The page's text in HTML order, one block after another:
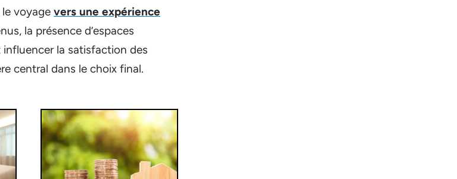
le voyage vers une expérience
la présence d’espaces
la satisfaction des
central dans le choix final.